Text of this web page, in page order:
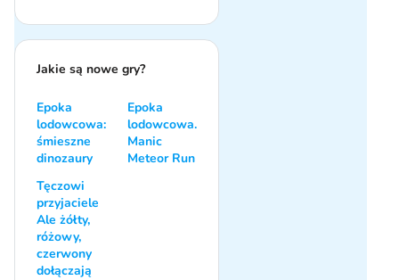
Jakie są nowe gry?
Epoka
lodowcowa:
śmieszne
dinozaury
Epoka
lodowcowa.
Manic
Meteor Run
Tęczowi
przyjaciele
Ale żółty,
różowy,
czerwony
dołączają